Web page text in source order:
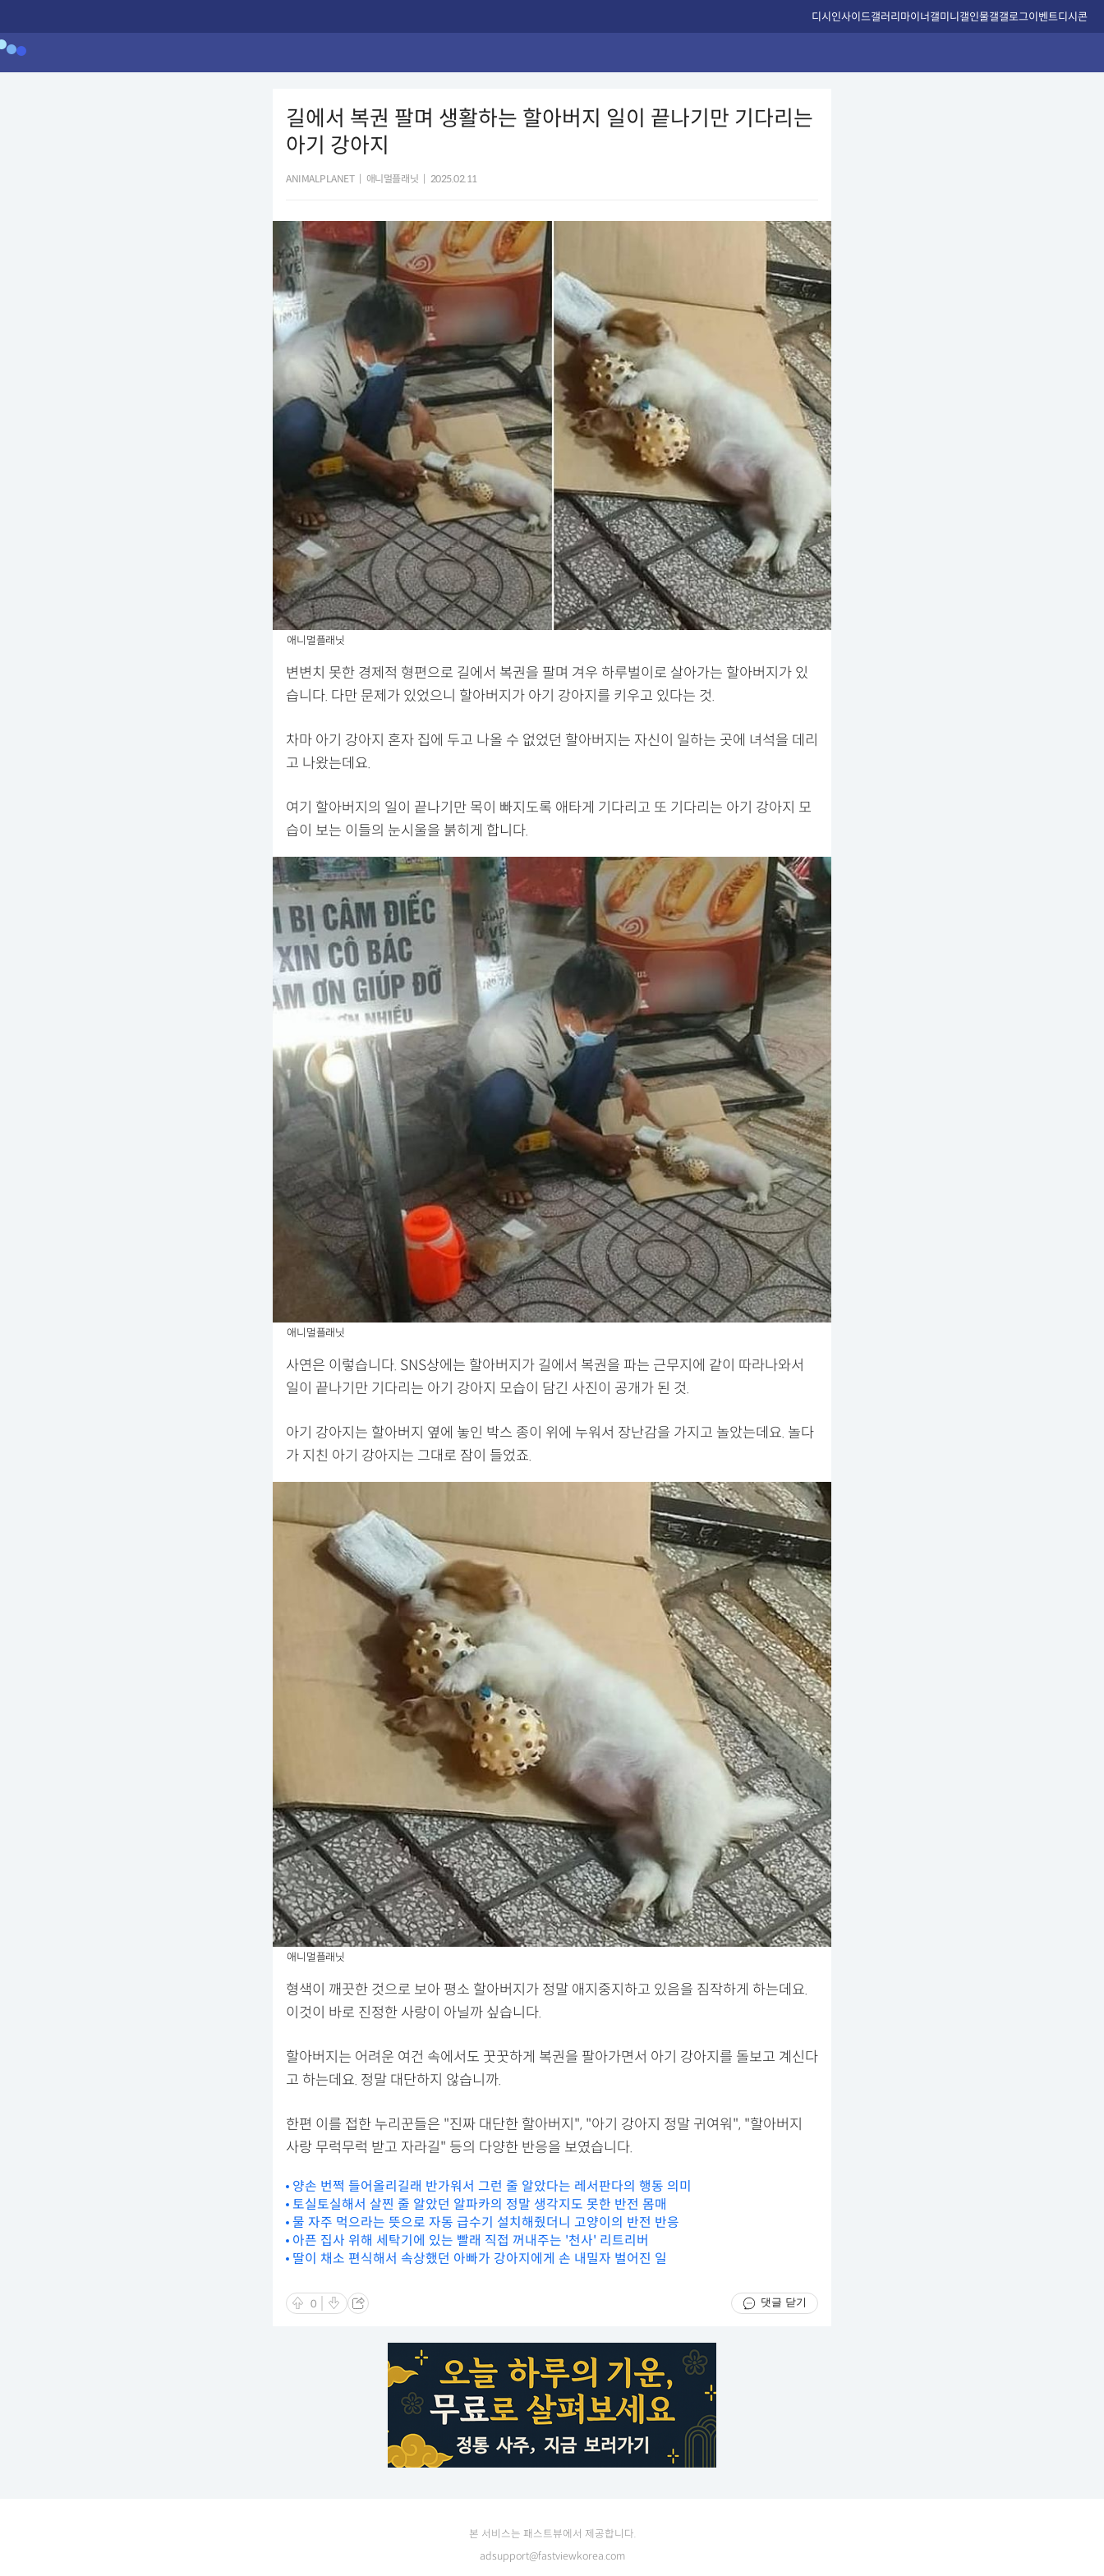
디시인사이드갤러리마이너갤미니갤인물갤갤로그이벤트디시콘
길에서 복권 팔며 생활하는 할아버지 일이 끝나기만 기다리는
아기 강아지
ANIMALPLANET 애니멀플래닛 2025.02.11
애니멀플래닛
변변치 못한 경제적 형편으로 길에서 복권을 팔며 겨우 하루벌이로 살아가는 할아버지가 있
습니다. 다만 문제가 있었으니 할아버지가 아기 강아지를 키우고 있다는 것.
차마 아기 강아지 혼자 집에 두고 나올 수 없었던 할아버지는 자신이 일하는 곳에 녀석을 데리
고 나왔는데요.
여기 할아버지의 일이 끝나기만 목이 빠지도록 애타게 기다리고 또 기다리는 아기 강아지 모
습이 보는 이들의 눈시울을 붉히게 합니다.
애니멀플래닛
사연은 이렇습니다. SNS상에는 할아버지가 길에서 복권을 파는 근무지에 같이 따라나와서
일이 끝나기만 기다리는 아기 강아지 모습이 담긴 사진이 공개가 된 것.
아기 강아지는 할아버지 옆에 놓인 박스 종이 위에 누워서 장난감을 가지고 놀았는데요. 놀다
가 지친 아기 강아지는 그대로 잠이 들었죠.
애니멀플래닛
형색이 깨끗한 것으로 보아 평소 할아버지가 정말 애지중지하고 있음을 짐작하게 하는데요.
이것이 바로 진정한 사랑이 아닐까 싶습니다.
할아버지는 어려운 여건 속에서도 꿋꿋하게 복권을 팔아가면서 아기 강아지를 돌보고 계신다
고 하는데요. 정말 대단하지 않습니까.
한편 이를 접한 누리꾼들은 "진짜 대단한 할아버지", "아기 강아지 정말 귀여워", "할아버지
사랑 무럭무럭 받고 자라길" 등의 다양한 반응을 보였습니다.
양손 번쩍 들어올리길래 반가워서 그런 줄 알았다는 레서판다의 행동 의미
토실토실해서 살찐 줄 알았던 알파카의 정말 생각지도 못한 반전 몸매
물 자주 먹으라는 뜻으로 자동 급수기 설치해줬더니 고양이의 반전 반응
아픈 집사 위해 세탁기에 있는 빨래 직접 꺼내주는 '천사' 리트리버
딸이 채소 편식해서 속상했던 아빠가 강아지에게 손 내밀자 벌어진 일
0 댓글 닫기
본 서비스는 패스트뷰에서 제공합니다.
adsupport@fastviewkorea.com